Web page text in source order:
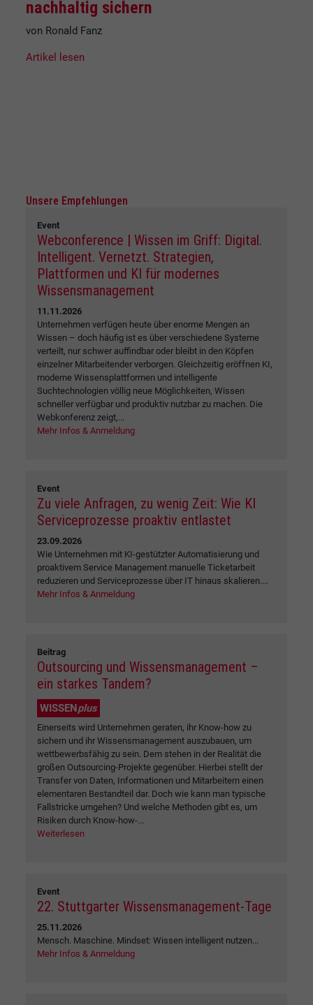
nachhaltig sichern
von Ronald Fanz
Artikel lesen
Unsere Empfehlungen
Event
Webconference | Wissen im Griff: Digital.
Intelligent. Vernetzt. Strategien,
Plattformen und KI für modernes
Wissensmanagement
11.11.2026
Unternehmen verfügen heute über enorme Mengen an
Wissen – doch häufig ist es über verschiedene Systeme
verteilt, nur schwer auffindbar oder bleibt in den Köpfen
einzelner Mitarbeitender verborgen. Gleichzeitig eröffnen KI,
moderne Wissensplattformen und intelligente
Suchtechnologien völlig neue Möglichkeiten, Wissen
schneller verfügbar und produktiv nutzbar zu machen. Die
Webkonferenz zeigt,...
Mehr Infos & Anmeldung
Event
Zu viele Anfragen, zu wenig Zeit: Wie KI
Serviceprozesse proaktiv entlastet
23.09.2026
Wie Unternehmen mit KI-gestützter Automatisierung und
proaktivem Service Management manuelle Ticketarbeit
reduzieren und Serviceprozesse über IT hinaus skalieren....
Mehr Infos & Anmeldung
Beitrag
Outsourcing und Wissensmanagement –
ein starkes Tandem?
WISSENplus
Einerseits wird Unternehmen geraten, ihr Know-how zu
sichern und ihr Wissensmanagement auszubauen, um
wettbewerbsfähig zu sein. Dem stehen in der Realität die
großen Outsourcing-Projekte gegenüber. Hierbei stellt der
Transfer von Daten, Informationen und Mitarbeitern einen
elementaren Bestandteil dar. Doch wie kann man typische
Fallstricke umgehen? Und welche Methoden gibt es, um
Risiken durch Know-how-...
Weiterlesen
Event
22. Stuttgarter Wissensmanagement-Tage
25.11.2026
Mensch. Maschine. Mindset: Wissen intelligent nutzen...
Mehr Infos & Anmeldung